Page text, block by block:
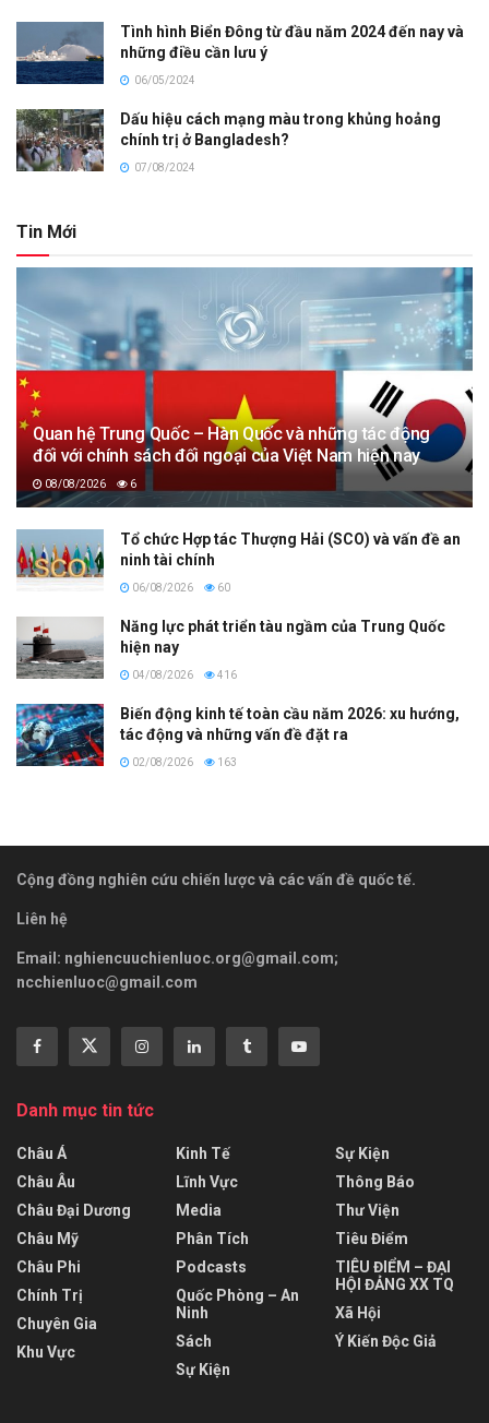
Tình hình Biển Đông từ đầu năm 2024 đến nay và
những điều cần lưu ý
06/05/2024
Dấu hiệu cách mạng màu trong khủng hoảng
chính trị ở Bangladesh?
07/08/2024
Tin Mới
Quan hệ Trung Quốc – Hàn Quốc và những tác động
đối với chính sách đối ngoại của Việt Nam hiện nay
08/08/2026 6
Tổ chức Hợp tác Thượng Hải (SCO) và vấn đề an
ninh tài chính
06/08/2026 60
Năng lực phát triển tàu ngầm của Trung Quốc
hiện nay
04/08/2026 416
Biến động kinh tế toàn cầu năm 2026: xu hướng,
tác động và những vấn đề đặt ra
02/08/2026 163
Cộng đồng nghiên cứu chiến lược và các vấn đề quốc tế.
Liên hệ
Email: nghiencuuchienluoc.org@gmail.com;
ncchienluoc@gmail.com
Danh mục tin tức
Châu Á
Châu Âu
Châu Đại Dương
Châu Mỹ
Châu Phi
Chính Trị
Chuyên Gia
Khu Vực
Kinh Tế
Lĩnh Vực
Media
Phân Tích
Podcasts
Quốc Phòng – An
Ninh
Sách
Sự Kiện
Sự Kiện
Thông Báo
Thư Viện
Tiêu Điểm
TIÊU ĐIỂM – ĐẠI
HỘI ĐẢNG XX TQ
Xã Hội
Ý Kiến Độc Giả